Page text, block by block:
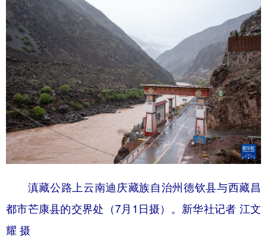
滇藏公路上云南迪庆藏族自治州德钦县与西藏昌
都市芒康县的交界处（7月1日摄）。新华社记者 江文
耀 摄